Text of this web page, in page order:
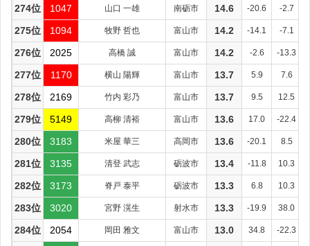
274位 1047 山口 一雄 南砺市 14.6 -20.6 -2.7
275位 1094 牧野 哲也 富山市 14.2 -14.1 -7.1
276位 2025 高橋 誠 富山市 14.2 -2.6 -13.3
277位 1170 横山 陽輝 富山市 13.7 5.9 7.6
278位 2169 竹内 彩乃 富山市 13.7 9.5 12.5
279位 5149 高柳 清裕 富山市 13.6 17.0 -22.4
280位 3183 米屋 華三 高岡市 13.6 -20.1 8.5
281位 3135 清登 武志 砺波市 13.4 -11.8 10.3
282位 3173 脊戸 泰平 砺波市 13.3 6.8 10.3
283位 3020 宮野 滉生 射水市 13.3 -19.9 38.0
284位 2054 岡田 雅文 富山市 13.0 34.8 -22.3